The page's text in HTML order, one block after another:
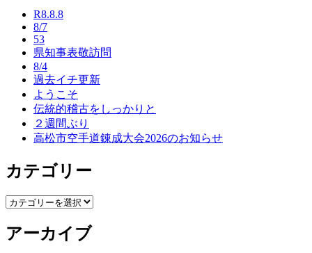
R8.8.8
8/7
53
県知事表敬訪問
8/4
過去イチ更新
ようこそ
伝統的稽古をしっかりと
２週間ぶり
高松市空手道錬成大会2026のお知らせ
カテゴリー
カ
ゴ
アーカイブ